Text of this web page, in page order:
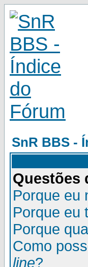
SnR BBS -
Questões
Porque eu
Porque eu
Porque
Como
line?